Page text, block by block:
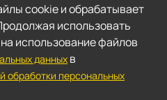
v.ru
сетях:
cookie и обрабатывает
использовать
использование файлов
данных в
обработки персональных